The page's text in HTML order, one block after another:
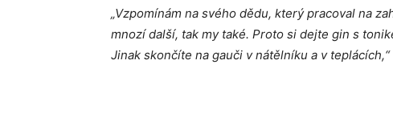
„Vzpomínám na svého dědu, který pracoval na
mnozí další, tak my také. Proto si dejte gin s
Jinak skončíte na gauči v nátělníku a v teplácích,“